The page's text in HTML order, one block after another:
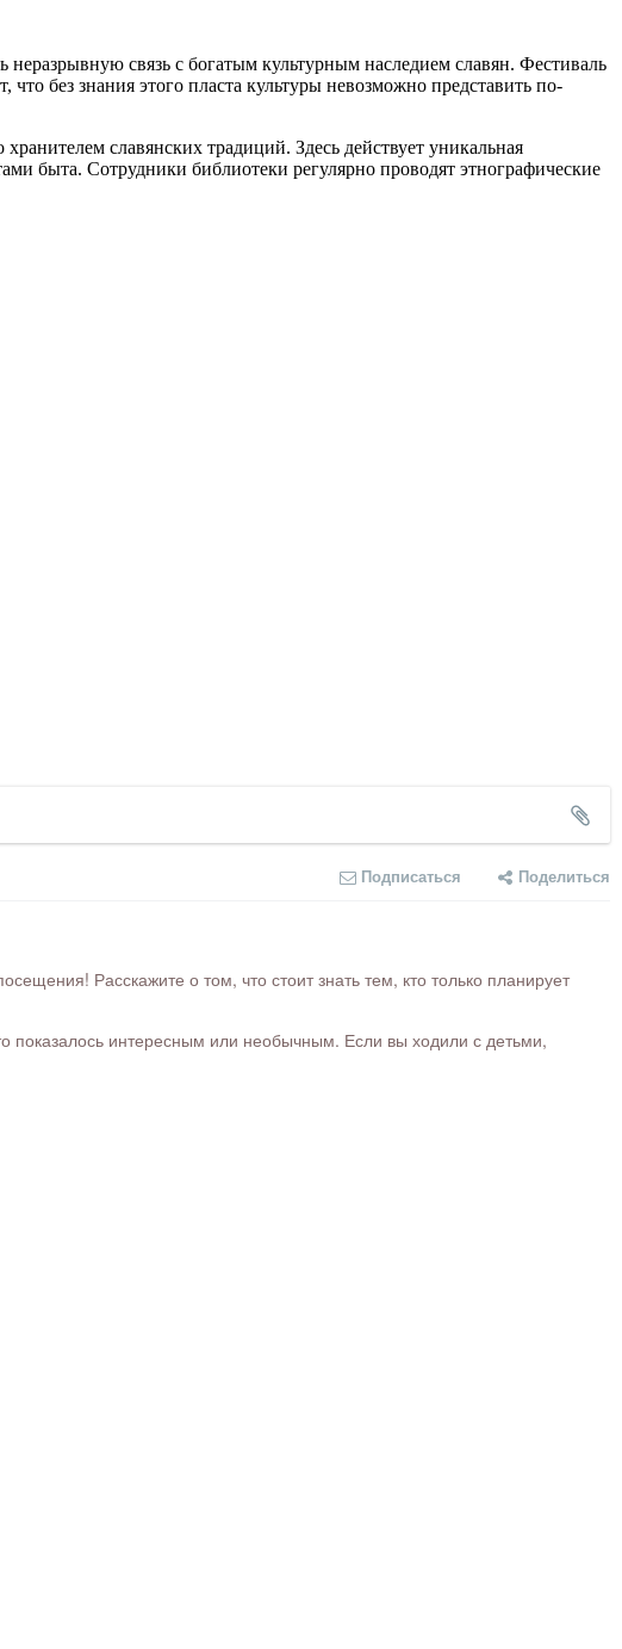
связь с богатым культурным наследием славян. Фестиваль
без знания этого пласта культуры невозможно представить по-
славянских традиций. Здесь действует уникальная
быта. Сотрудники библиотеки регулярно проводят этнографические
Подписаться Поделиться
Расскажите о том, что стоит знать тем, кто только планирует
показалось интересным или необычным. Если вы ходили с детьми,